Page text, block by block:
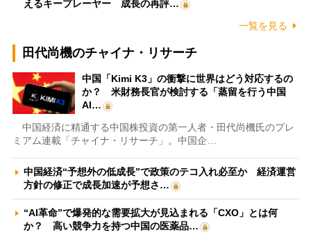
えるキープレーヤー 成長の再評…
一覧を見る
田代尚機のチャイナ・リサーチ
中国「Kimi K3」の衝撃に世界はどう対応するの
か？ 米財務長官が検討する「蒸留を行う中国
AI…
中国経済に精通する中国株投資の第一人者・田代尚機氏のプレ
ミアム連載「チャイナ・リサーチ」。中国企…
中国経済“予想外の低成長”で政策のテコ入れ必至か 経済運営
方針の修正で成長加速が予想さ…
“AI革命”で爆発的な需要拡大が見込まれる「CXO」とは何
か？ 高い競争力を持つ中国の医薬品…